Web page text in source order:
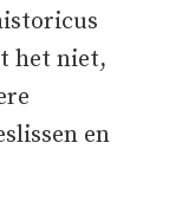
het niet,
en